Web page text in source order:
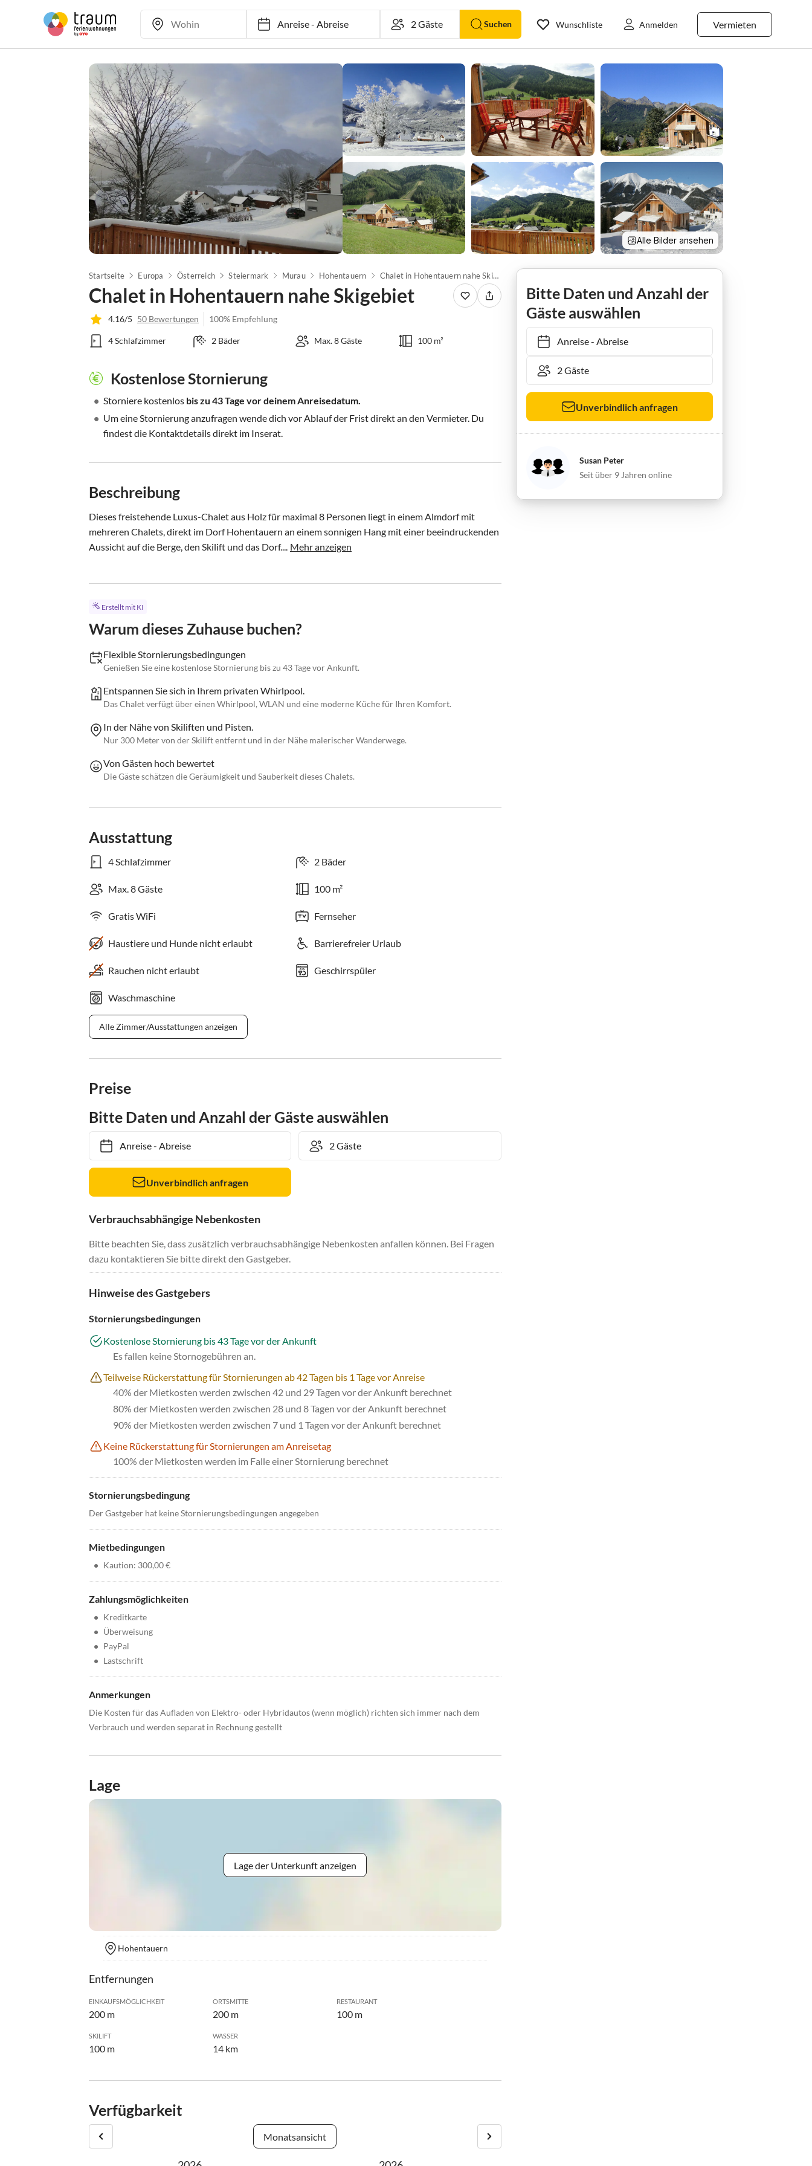
Anreise-Abreise Suchen Vermieten
Wunschliste Anmelden
Alle Bilder ansehen
Startseite Europa Österreich Steiermark Murau Hohentauern Chalet in Hohentauern nahe Skigebiet
Chalet in Hohentauern nahe Skigebiet
4.16/5 50 Bewertungen 100% Empfehlung
4 Schlafzimmer 2 Bäder Max. 8 Gäste 100 m²
Kostenlose Stornierung
• Storniere kostenlos bis zu 43 Tage vor deinem Anreisedatum.
• Um eine Stornierung anzufragen wende dich vor Ablauf der Frist direkt an den Vermieter. Du
findest die Kontaktdetails direkt im Inserat.
Beschreibung
Dieses freistehende Luxus-Chalet aus Holz für maximal 8 Personen liegt in einem Almdorf mit
mehreren Chalets, direkt im Dorf Hohentauern an einem sonnigen Hang mit einer beeindruckenden
Aussicht auf die Berge, den Skilift und das Dorf.... Mehr anzeigen
Erstellt mit KI
Warum dieses Zuhause buchen?
Flexible Stornierungsbedingungen
Genießen Sie eine kostenlose Stornierung bis zu 43 Tage vor Ankunft.
Entspannen Sie sich in Ihrem privaten Whirlpool.
Das Chalet verfügt über einen Whirlpool, WLAN und eine moderne Küche für Ihren Komfort.
In der Nähe von Skiliften und Pisten.
Nur 300 Meter von der Skilift entfernt und in der Nähe malerischer Wanderwege.
Von Gästen hoch bewertet
Die Gäste schätzen die Geräumigkeit und Sauberkeit dieses Chalets.
Ausstattung
4 Schlafzimmer 2 Bäder
Max. 8 Gäste 100 m²
Gratis WiFi Fernseher
Haustiere und Hunde nicht erlaubt Barrierefreier Urlaub
Rauchen nicht erlaubt Geschirrspüler
Waschmaschine
Alle Zimmer/Ausstattungen anzeigen
Preise
Bitte Daten und Anzahl der Gäste auswählen
Anreise- Abreise
Unverbindlich anfragen
Verbrauchsabhängige Nebenkosten
Bitte beachten Sie, dass zusätzlich verbrauchsabhängige Nebenkosten anfallen können. Bei Fragen
dazu kontaktieren Sie bitte direkt den Gastgeber.
Hinweise des Gastgebers
Stornierungsbedingungen
Kostenlose Stornierung bis 43 Tage vor der Ankunft
Es fallen keine Stornogebühren an.
Teilweise Rückerstattung für Stornierungen ab 42 Tagen bis 1 Tage vor Anreise
40% der Mietkosten werden zwischen 42 und 29 Tagen vor der Ankunft berechnet
80% der Mietkosten werden zwischen 28 und 8 Tagen vor der Ankunft berechnet
90% der Mietkosten werden zwischen 7 und 1 Tagen vor der Ankunft berechnet
Keine Rückerstattung für Stornierungen am Anreisetag
100% der Mietkosten werden im Falle einer Stornierung berechnet
Stornierungsbedingung
Der Gastgeber hat keine Stornierungsbedingungen angegeben
Mietbedingungen
• Kaution: 300,00 €
Zahlungsmöglichkeiten
• Kreditkarte
• Überweisung
• PayPal
• Lastschrift
Anmerkungen
Die Kosten für das Aufladen von Elektro- oder Hybridautos (wenn möglich) richten sich immer nach dem
Verbrauch und werden separat in Rechnung gestellt
Lage
Lage der Unterkunft anzeigen
Hohentauern
Entfernungen
EINKAUFSMÖGLICHKEIT
200 m
ORTSMITTE
200 m
RESTAURANT
100 m
SKILIFT
100 m
WASSER
14 km
Verfügbarkeit
Monatsansicht
Bitte Daten und Anzahl der
Gäste auswählen
Anreise- Abreise
Unverbindlich anfragen
Susan Peter
Seit über 9 Jahren online